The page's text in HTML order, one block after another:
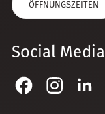
ÖFFNUNGSZEITEN
Social Media